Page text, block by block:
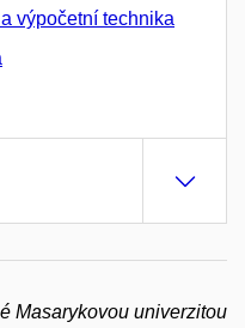
výpočetní technika
Masarykovou univerzitou